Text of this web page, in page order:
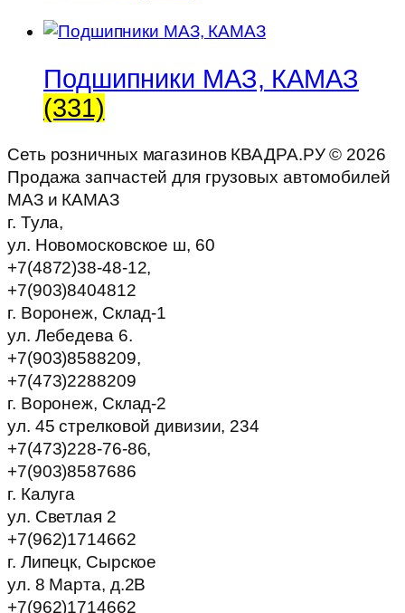
Подшипники МАЗ, КАМАЗ
(331)
Сеть розничных магазинов КВАДРА.РУ © 2026
Продажа запчастей для грузовых автомобилей
МАЗ и КАМАЗ
г. Тула,
ул. Новомосковское ш, 60
+7(4872)38-48-12,
+7(903)8404812
г. Воронеж, Склад-1
ул. Лебедева 6.
+7(903)8588209,
+7(473)2288209
г. Воронеж, Склад-2
ул. 45 стрелковой дивизии, 234
+7(473)228-76-86,
+7(903)8587686
г. Калуга
ул. Светлая 2
+7(962)1714662
г. Липецк, Сырское
ул. 8 Марта, д.2В
+7(962)1714662